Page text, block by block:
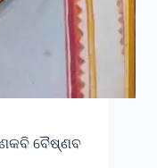
ବୈଷ୍ଣବ